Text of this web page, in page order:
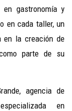
gastronomía y
en cada taller, un
en la creación de
parte de su
agencia de
en